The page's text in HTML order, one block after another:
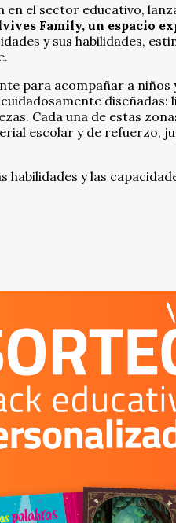
el sector educativo,
Family, un espacio
y sus habilidades,
para acompañar a
Cada una de estas
escolar y de refuerzo,
y las